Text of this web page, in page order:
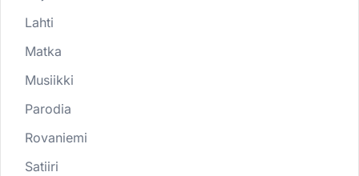
Lahti
Matka
Musiikki
Parodia
Rovaniemi
Satiiri